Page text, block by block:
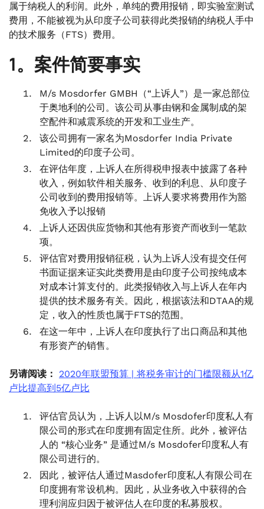
属于纳税人的利润。此外，单纯的费用报销，即实验室测试
费用，不能被视为从印度子公司获得此类报销的纳税人手中
的技术服务（FTS）费用。
1。案件简要事实
M/s Mosdorfer GMBH（“上诉人”）是一家总部位
于奥地利的公司。该公司从事由钢和金属制成的架
空配件和减震系统的开发和工业生产。
该公司拥有一家名为Mosdorfer India Private
Limited的印度子公司。
在评估年度，上诉人在所得税申报表中披露了各种
收入，例如软件相关服务、收到的利息、从印度子
公司收到的费用报销等。上诉人要求将费用作为豁
免收入予以报销
上诉人还因供应货物和其他有形资产而收到一笔款
项。
评估官对费用报销征税，认为上诉人没有提交任何
书面证据来证实此类费用是由印度子公司按纯成本
对成本计算支付的。此类报销收入与上诉人在年内
提供的技术服务有关。因此，根据该法和DTAA的规
定，收入的性质也属于FTS的范围。
在这一年中，上诉人在印度执行了出口商品和其他
有形资产的销售。
另请阅读：
2020年联盟预算 | 将税务审计的门槛限额从1亿
卢比提高到5亿卢比
评估官员认为，上诉人以M/s Mosdofer印度私人有
限公司的形式在印度拥有固定住所。此外，被评估
人的 “核心业务” 是通过M/s Mosdofer印度私人有
限公司进行的。
因此，被评估人通过Masdofer印度私人有限公司在
印度拥有常设机构。因此，从业务收入中获得的合
理利润应归因于被评估人在印度的私募股权。